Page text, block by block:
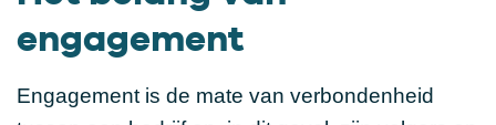
engagement
Engagement is de mate van verbondenheid